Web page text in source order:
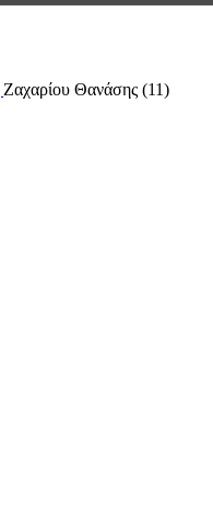
Ζαχαρίου Θανάσης (11)